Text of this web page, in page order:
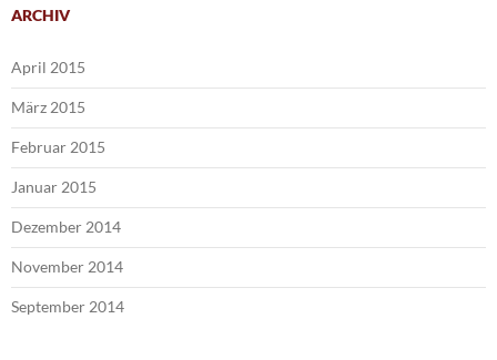
ARCHIV
April 2015
März 2015
Februar 2015
Januar 2015
Dezember 2014
November 2014
September 2014